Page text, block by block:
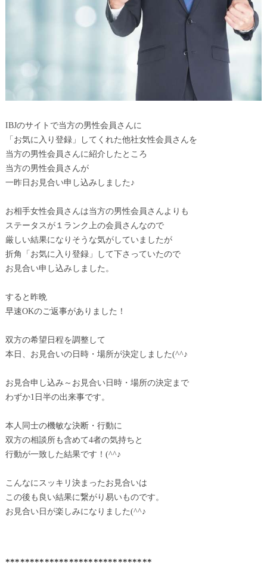
IBJのサイトで当方の男性会員さんに
「お気に入り登録」してくれた他社女性会員さんを
当方の男性会員さんに紹介したところ
当方の男性会員さんが
一昨日お見合い申し込みしました♪
お相手女性会員さんは当方の男性会員さんよりも
ステータスが１ランク上の会員さんなので
厳しい結果になりそうな気がしていましたが
折角「お気に入り登録」して下さっていたので
お見合い申し込みしました。
すると昨晩
早速OKのご返事がありました！
双方の希望日程を調整して
本日、お見合いの日時・場所が決定しました(^^♪
お見合申し込み～お見合い日時・場所の決定まで
わずか1日半の出来事です。
本人同士の機敏な決断・行動に
双方の相談所も含めて4者の気持ちと
行動が一致した結果です！(^^♪
こんなにスッキリ決まったお見合いは
この後も良い結果に繋がり易いものです。
お見合い日が楽しみになりました(^^♪
******************************